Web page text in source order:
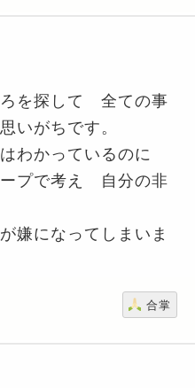
ろを探して 全ての事
いがちです。
わかっているのに
プで考え 自分の非
嫌になってしまいま
合掌